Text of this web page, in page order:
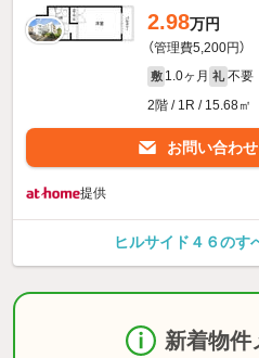
2.98万円
（管理費5,200円）
敷 1.0ヶ月 礼 不要
2階 / 1R / 15.68㎡
お問い合わせ
提供
ヒルサイド４６のす
新着物件